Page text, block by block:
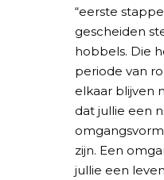
“eerste
gescheiden
hobbels. Die
periode van
elkaar blijven
dat jullie een
zijn. Een
jullie een